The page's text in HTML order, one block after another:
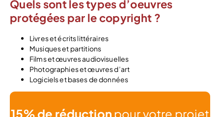
Quels sont les types d’oeuvres
protégées par le copyright ?
Livres et écrits littéraires
Musiques et partitions
Films et œuvres audiovisuelles
Photographies et œuvres d’art
Logiciels et bases de données
15% de réduction pour votre projet